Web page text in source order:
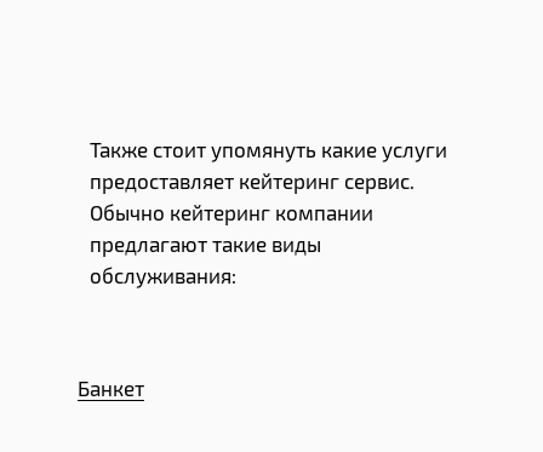
Также стоит упомянуть какие услуги
предоставляет кейтеринг сервис.
Обычно кейтеринг компании
предлагают такие виды
обслуживания:
Банкет